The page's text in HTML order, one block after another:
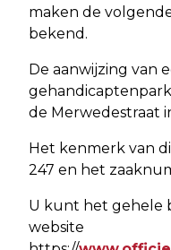
maken de
bekend.
De aanwijzing van
de Merwedestraat
Het kenmerk van
247 en het
U kunt het gehele
website